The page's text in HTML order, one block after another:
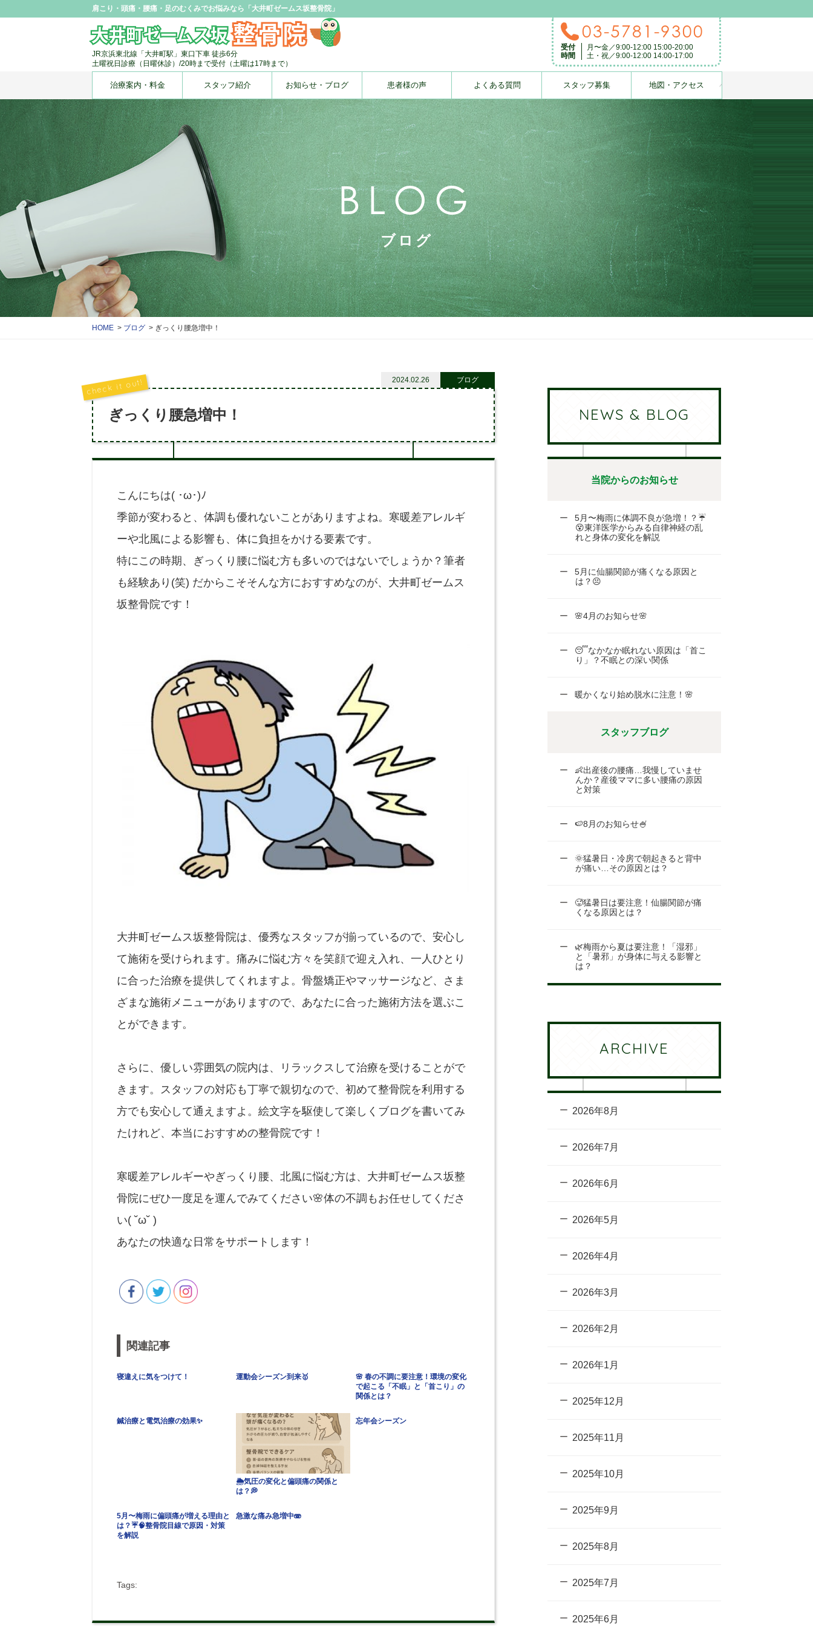
肩こり・頭痛・腰痛・足のむくみでお悩みなら「大井町ゼームス坂整骨院」
JR京浜東北線「大井町駅」東口下車 徒歩6分
土曜祝日診療（日曜休診）/20時まで受付（土曜は17時まで）
03-5781-9300
受付
時間
月〜金／9:00-12:00 15:00-20:00
土・祝／9:00-12:00 14:00-17:00
治療案内・料金 スタッフ紹介 お知らせ・ブログ 患者様の声 よくある質問 スタッフ募集 地図・アクセス
BLOG
ブログ
HOME ブログ ぎっくり腰急増中！
ぎっくり腰急増中！
2024.02.26 ブログ
こんにちは( ･ω･)ﾉ
季節が変わると、体調も優れないことがありますよね。寒暖差アレルギ
ーや北風による影響も、体に負担をかける要素です。
特にこの時期、ぎっくり腰に悩む方も多いのではないでしょうか？筆者
も経験あり(笑) だからこそそんな方におすすめなのが、大井町ゼームス
坂整骨院です！
大井町ゼームス坂整骨院は、優秀なスタッフが揃っているので、安心し
て施術を受けられます。痛みに悩む方々を笑顔で迎え入れ、一人ひとり
に合った治療を提供してくれますよ。骨盤矯正やマッサージなど、さま
ざまな施術メニューがありますので、あなたに合った施術方法を選ぶこ
とができます。
さらに、優しい雰囲気の院内は、リラックスして治療を受けることがで
きます。スタッフの対応も丁寧で親切なので、初めて整骨院を利用する
方でも安心して通えますよ。絵文字を駆使して楽しくブログを書いてみ
たけれど、本当におすすめの整骨院です！
寒暖差アレルギーやぎっくり腰、北風に悩む方は、大井町ゼームス坂整
骨院にぜひ一度足を運んでみてください🌸体の不調もお任せしてくださ
い( ˘ω˘ )
あなたの快適な日常をサポートします！
関連記事
寝違えに気をつけて！ 運動会シーズン到来🥇
🌸 春の不調に要注意！環境の変化
で起こる「不眠」と「首こり」の
関係とは？
鍼治療と電気治療の効果✨
🌦️気圧の変化と偏頭痛の関係と
は？💭
忘年会シーズン
5月〜梅雨に偏頭痛が増える理由と
は？☔🧠整骨院目線で原因・対策
を解説
急激な痛み急増中🫨
Tags:
NEWS & BLOG
当院からのお知らせ
5月〜梅雨に体調不良が急増！？☔
😵東洋医学からみる自律神経の乱
れと身体の変化を解説
5月に仙腸関節が痛くなる原因と
は？😣
🌸4月のお知らせ🌸
😴なかなか眠れない原因は「首こ
り」？不眠との深い関係
暖かくなり始め脱水に注意！🌸
スタッフブログ
👶出産後の腰痛…我慢していませ
んか？産後ママに多い腰痛の原因
と対策
🍉8月のお知らせ🍧
🌞猛暑日・冷房で朝起きると背中
が痛い…その原因とは？
🥵猛暑日は要注意！仙腸関節が痛
くなる原因とは？
🌿梅雨から夏は要注意！「湿邪」
と「暑邪」が身体に与える影響と
は？
ARCHIVE
2026年8月
2026年7月
2026年6月
2026年5月
2026年4月
2026年3月
2026年2月
2026年1月
2025年12月
2025年11月
2025年10月
2025年9月
2025年8月
2025年7月
2025年6月